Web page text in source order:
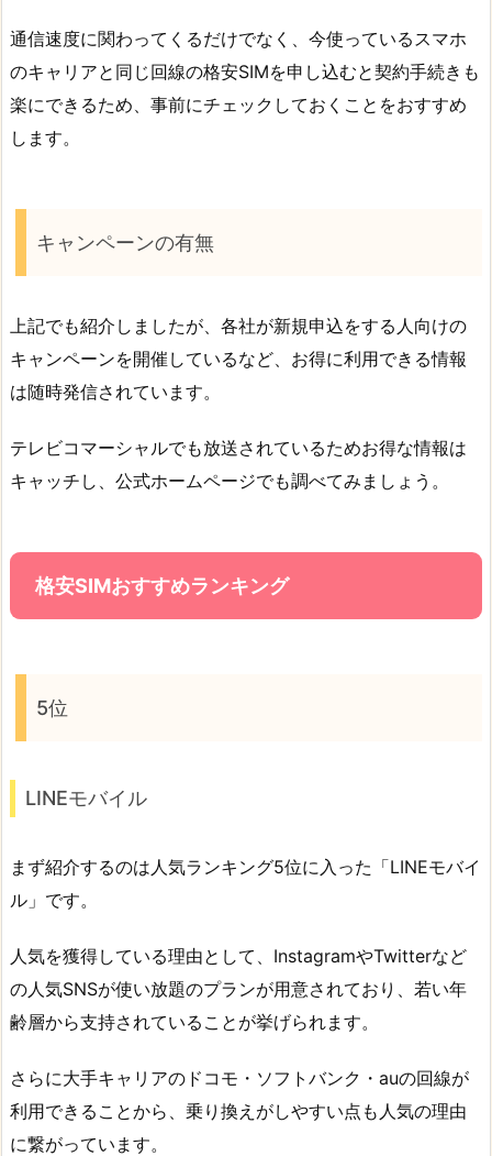
通信速度に関わってくるだけでなく、今使っているスマホ
のキャリアと同じ回線の格安SIMを申し込むと契約手続きも
楽にできるため、事前にチェックしておくことをおすすめ
します。
キャンペーンの有無
上記でも紹介しましたが、各社が新規申込をする人向けの
キャンペーンを開催しているなど、お得に利用できる情報
は随時発信されています。
テレビコマーシャルでも放送されているためお得な情報は
キャッチし、公式ホームページでも調べてみましょう。
格安SIMおすすめランキング
5位
LINEモバイル
まず紹介するのは人気ランキング5位に入った「LINEモバイ
ル」です。
人気を獲得している理由として、InstagramやTwitterなど
の人気SNSが使い放題のプランが用意されており、若い年
齢層から支持されていることが挙げられます。
さらに大手キャリアのドコモ・ソフトバンク・auの回線が
利用できることから、乗り換えがしやすい点も人気の理由
に繋がっています。